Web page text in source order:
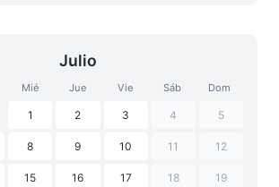
Julio
Mié Jue Vie Sáb Dom
1 2 3 4 5
8 9 10 11 12
15 16 17 18 19